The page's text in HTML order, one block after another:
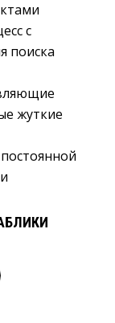
с
поиска
жуткие